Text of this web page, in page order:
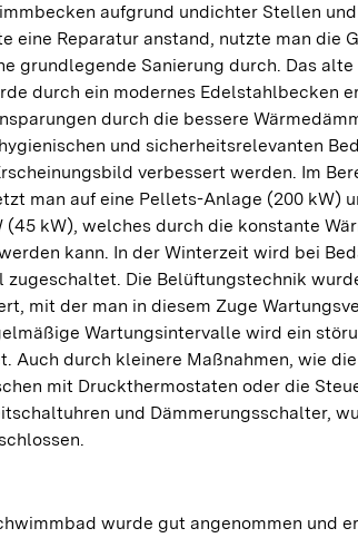
aufgrund undichter Stellen
eine Reparatur anstand, nutzte man die
grundlegende Sanierung durch. Das
durch ein modernes Edelstahlbecken
durch die bessere
und sicherheitsrelevanten
verbessert werden. Im
man auf eine Pellets-Anlage (200 kW)
(45 kW), welches durch die konstante
kann. In der Winterzeit wird bei
zugeschaltet. Die Belüftungstechnik
mit der man in diesem Zuge
Wartungsintervalle wird ein
Auch durch kleinere Maßnahmen, wie die
mit Druckthermostaten oder die
und Dämmerungsschalter,
wurde gut angenommen und